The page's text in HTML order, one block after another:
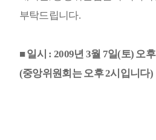
부탁드립니다.
■ 일시 : 2009년 3월 7일(토) 오후
(중앙위원회는 오후 2시입니다)